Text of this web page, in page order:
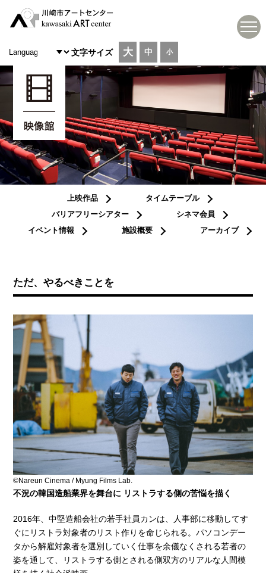
文字サイズ 大 中 小
上映作品
タイムテーブル
バリアフリーシアター
シネマ会員
イベント情報
施設概要 アーカイブ
ただ、やるべきことを
©Nareun Cinema / Myung Films Lab.
不況の韓国造船業界を舞台に リストラする側の苦悩を描く
2016年、中堅造船会社の若手社員カンは、人事部に移動してす
ぐにリストラ対象者のリスト作りを命じられる。パソコンデー
タから解雇対象者を選別していく仕事を余儀なくされる若者の
姿を通して、リストラする側とされる側双方のリアルな人間模